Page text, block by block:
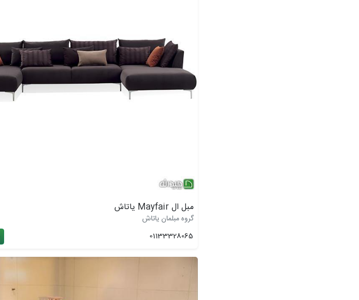
مبل ال Mayfair یاتاش
گروه مبلمان یاتاش
01133328065